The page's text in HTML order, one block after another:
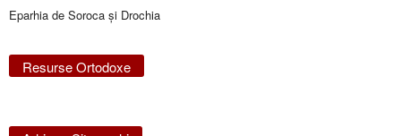
Eparhia de Soroca și Drochia
Resurse Ortodoxe